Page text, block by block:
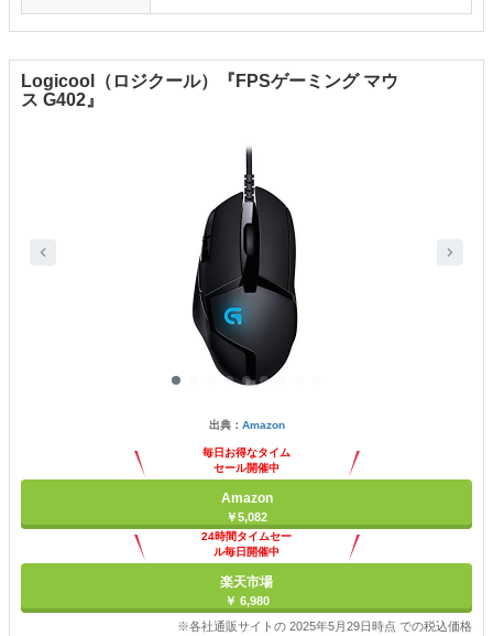
Logicool（ロジクール）『FPSゲーミング マウ
ス G402』
出典： Amazon
毎日お得なタイム
セール開催中
Amazon
￥5,082
24時間タイムセー
ル毎日開催中
楽天市場
￥ 6,980
※各社通販サイトの 2025年5月29日時点 での税込価格